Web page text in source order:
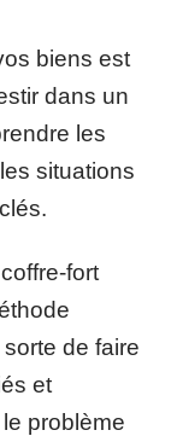
biens est
dans un
les
situations
fort
de faire
et
problème